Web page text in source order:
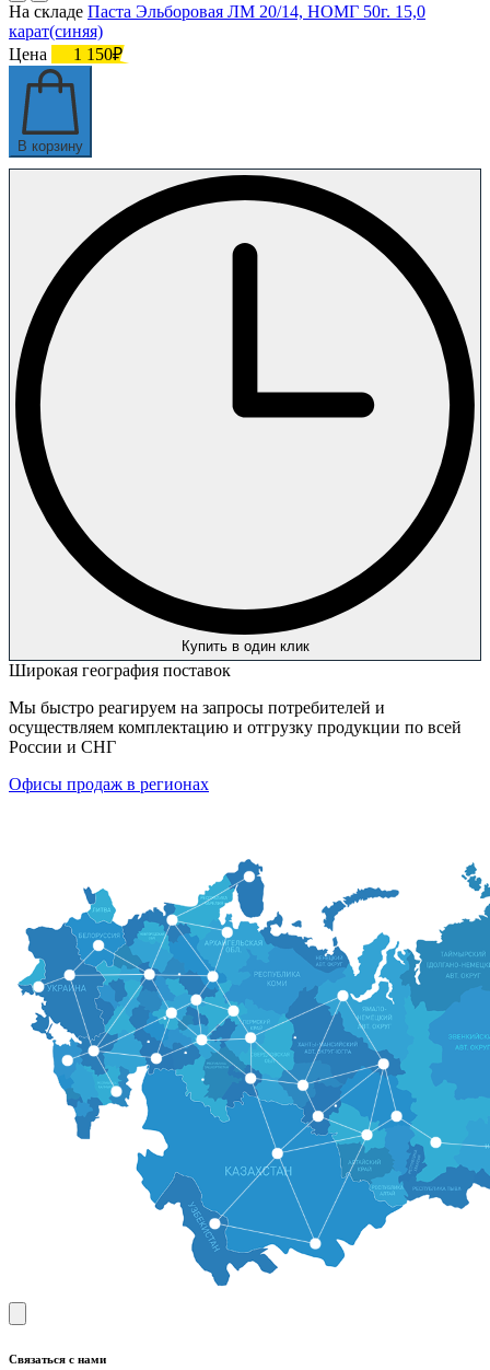
На складе Паста Эльборовая ЛМ 20/14, НОМГ 50г. 15,0
карат(синяя)
Цена
1 150₽
В корзину
Купить в один клик
Широкая география поставок
Мы быстро реагируем на запросы потребителей и
осуществляем комплектацию и отгрузку продукции по всей
России и СНГ
Офисы продаж в регионах
Связаться с нами